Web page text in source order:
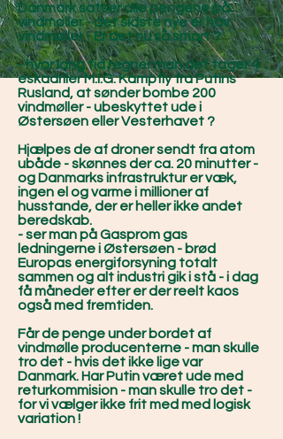
Danmark satser alle pengene på
vindmøller - det sidste nye er hav
vindmøller - Er det nu så smart ?
- hvor lang tid regner man det tager 4
eskadriler M.I.G. Kampfly fra Putins
Rusland, at sønder bombe 200
vindmøller - ubeskyttet ude i
Østersøen eller Vesterhavet ?
Hjælpes de af droner sendt fra atom
ubåde - skønnes der ca. 20 minutter -
og Danmarks infrastruktur er væk,
ingen el og varme i millioner af
husstande, der er heller ikke andet
beredskab.
- ser man på Gasprom gas
ledningerne i Østersøen - brød
Europas energiforsyning totalt
sammen og alt industri gik i stå - i dag
få måneder efter er der reelt kaos
også med fremtiden.
Får de penge under bordet af
vindmølle producenterne - man skulle
tro det - hvis det ikke lige var
Danmark. Har Putin været ude med
returkommision - man skulle tro det -
for vi vælger ikke frit med med logisk
variation !